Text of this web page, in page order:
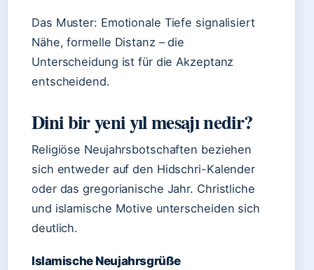
Das Muster: Emotionale Tiefe signalisiert
Nähe, formelle Distanz – die
Unterscheidung ist für die Akzeptanz
entscheidend.
Dini bir yeni yıl mesajı nedir?
Religiöse Neujahrsbotschaften beziehen
sich entweder auf den Hidschri-Kalender
oder das gregorianische Jahr. Christliche
und islamische Motive unterscheiden sich
deutlich.
Islamische Neujahrsgrüße